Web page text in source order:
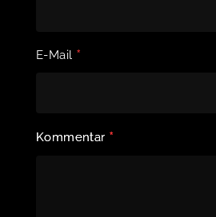
E-Mail *
Kommentar *